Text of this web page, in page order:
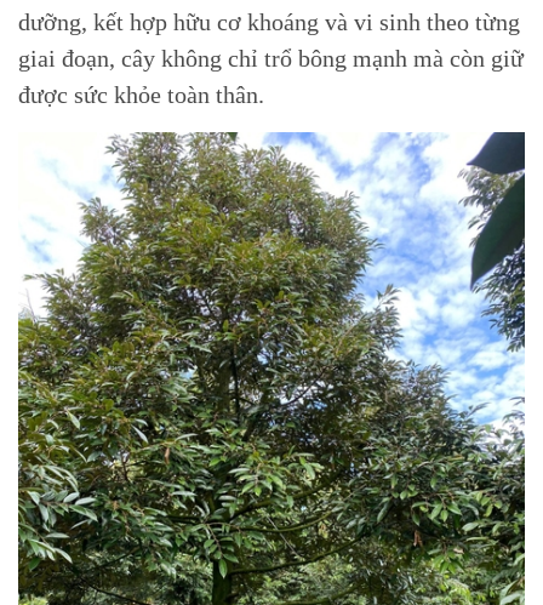
dưỡng, kết hợp hữu cơ khoáng và vi sinh theo từng
giai đoạn, cây không chỉ trổ bông mạnh mà còn giữ
được sức khỏe toàn thân.